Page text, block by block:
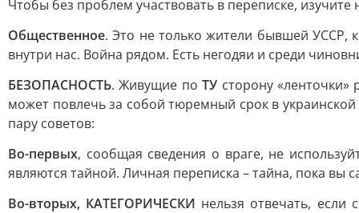
Чтобы без проблем участвовать в переписке,
Общественное. Это не только жители бывшей УССР,
внутри нас. Война рядом. Есть негодяи и среди
БЕЗОПАСНОСТЬ. Живущие поТУ сторону
может повлечь за собой тюремный срок в
пару советов:
Во-первых, сообщая сведения о враге, не
являются тайной. Личная переписка – тайна, пока вы
Во-вторых, КАТЕГОРИЧЕСКИ нельзя отвечать,